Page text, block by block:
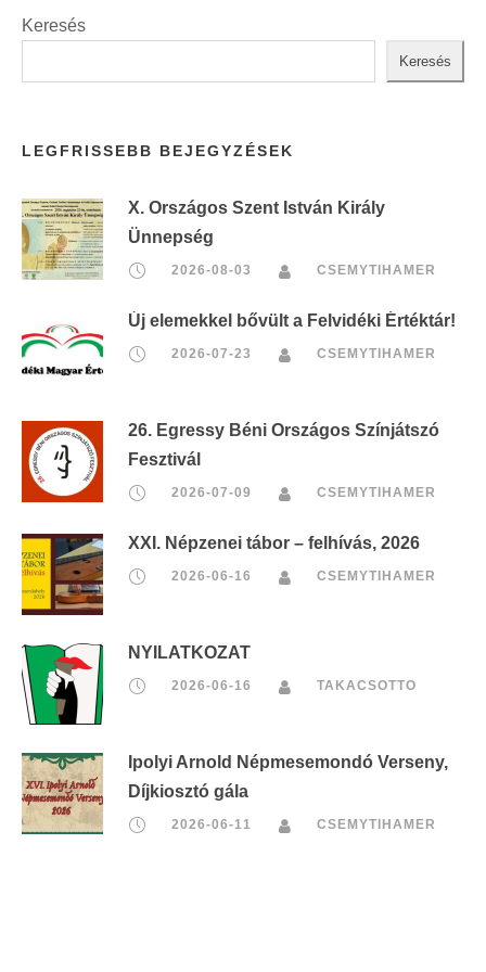
Keresés
Keresés
LEGFRISSEBB BEJEGYZÉSEK
X. Országos Szent István Király
Ünnepség
2026-08-03 CSEMYTIHAMER
Új elemekkel bővült a Felvidéki Értéktár!
2026-07-23 CSEMYTIHAMER
26. Egressy Béni Országos Színjátszó
Fesztivál
2026-07-09 CSEMYTIHAMER
XXI. Népzenei tábor – felhívás, 2026
2026-06-16 CSEMYTIHAMER
NYILATKOZAT
2026-06-16 TAKACSOTTO
Ipolyi Arnold Népmesemondó Verseny,
Díjkiosztó gála
2026-06-11 CSEMYTIHAMER